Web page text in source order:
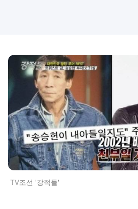
TV조선 '강적들'